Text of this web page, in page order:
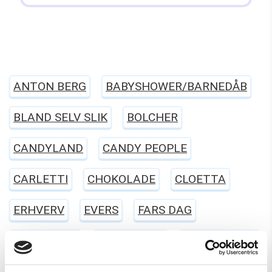
ANTON BERG BABYSHOWER/BARNEDÅB
BLAND SELV SLIK BOLCHER
CANDYLAND CANDY PEOPLE
CARLETTI CHOKOLADE CLOETTA
ERHVERV EVERS FARS DAG
FASTELAVN FØDSELSDAG